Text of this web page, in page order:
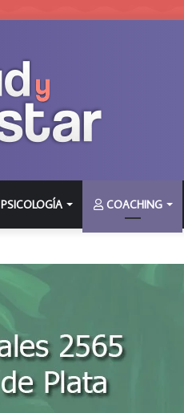
PSICOLOGÍA COACHING